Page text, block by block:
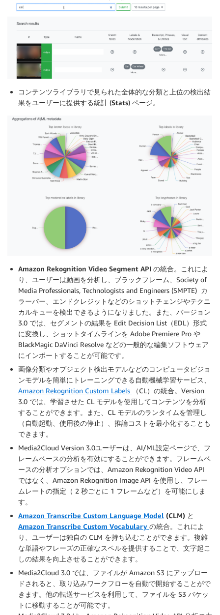
コンテンツライブラリで見られた全体的な分類と上位の検出結
果をユーザーに提供する統計 (Stats) ページ。
Amazon Rekognition Video Segment API の統合。これによ
り、ユーザーは動画を分析し、ブラックフレーム、Society of
Media Professionals, Technologists and Engineers (SMPTE) カ
ラーバー、エンドクレジットなどのショットチェンジやテクニ
カルキューを検出できるようになりました。また、バージョン
3.0 では、セグメントの結果を Edit Decision List（EDL）形式
に変換し、ショットタイムラインを Adobe Premiere Pro や
BlackMagic DaVinci Resolve などの一般的な編集ソフトウェア
にインポートすることが可能です。
画像分類やオブジェクト検出モデルなどのコンピュータビジョ
ンモデルを簡単にトレーニングできる自動機械学習サービス、
Amazon Rekognition Custom Labels
（CL）の統合。Version
3.0 では、学習させた CL モデルを使用してコンテンツを分析
することができます。また、CL モデルのランタイムを管理し
（自動起動、使用後の停止）、推論コストを最小化することも
できます。
Media2Cloud Version 3.0ユーザーは、AI/ML設定ページで、 フ
レームベースの分析を有効にすることができます。フレームベ
ースの分析オプションでは、Amazon Rekognition Video API
ではなく、Amazon Rekognition Image API を使用し、フレー
ムレートの指定（ 2 秒ごとに 1 フレームなど）を可能にしま
す。
Amazon Transcribe Custom Language Model (CLM) と
Amazon Transcribe Custom Vocabulary の統合。これによ
り、ユーザーは独自の CLM を持ち込むことができます。複雑
な単語やフレーズの正確なスペルを提供することで、文字起こ
しの結果を向上させることができます。
Media2Cloud 3.0 では、ファイルが Amazon S3 にアップロー
ドされると、 取り込みワークフローを自動で開始することがで
きます。他の転送サービスを利用して、ファイルを S3 バケッ
トに移動することが可能です。